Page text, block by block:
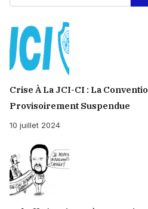
Crise À La JCI-CI : La
Provisoirement Suspendue
10 juillet 2024